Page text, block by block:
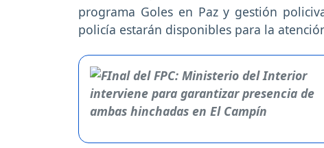
programa Goles en Paz y gestión
policía estarán disponibles para la